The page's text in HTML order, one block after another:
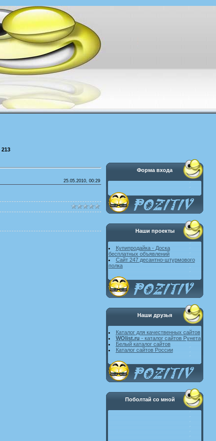
213
25.05.2010, 00:29
Форма входа
Наши проекты
Купипродайка - Доска
бесплатных объявлений
Сайт 247 десантно-штурмового
полка
Наши друзья
Каталог для качественных сайтов
WOlist.ru - каталог сайтов Рунета
Белый каталог сайтов
Каталог сайтов России
Поболтай со мной